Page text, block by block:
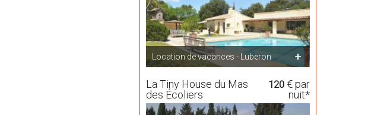
Location de vacances - Luberon
La Tiny House du Mas
des Écoliers
120€ par
nuit*